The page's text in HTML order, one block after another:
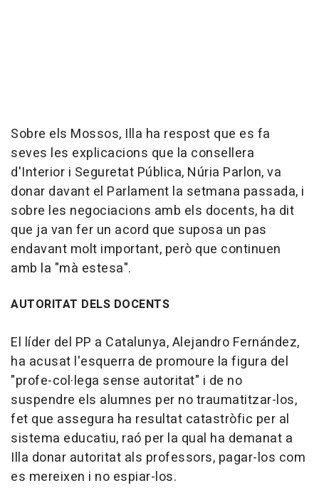
Sobre els Mossos, Illa ha respost que es fa
seves les explicacions que la consellera
d'Interior i Seguretat Pública, Núria Parlon, va
donar davant el Parlament la setmana passada, i
sobre les negociacions amb els docents, ha dit
que ja van fer un acord que suposa un pas
endavant molt important, però que continuen
amb la "mà estesa".
AUTORITAT DELS DOCENTS
El líder del PP a Catalunya, Alejandro Fernández,
ha acusat l'esquerra de promoure la figura del
"profe-col·lega sense autoritat" i de no
suspendre els alumnes per no traumatitzar-los,
fet que assegura ha resultat catastròfic per al
sistema educatiu, raó per la qual ha demanat a
Illa donar autoritat als professors, pagar-los com
es mereixen i no espiar-los.